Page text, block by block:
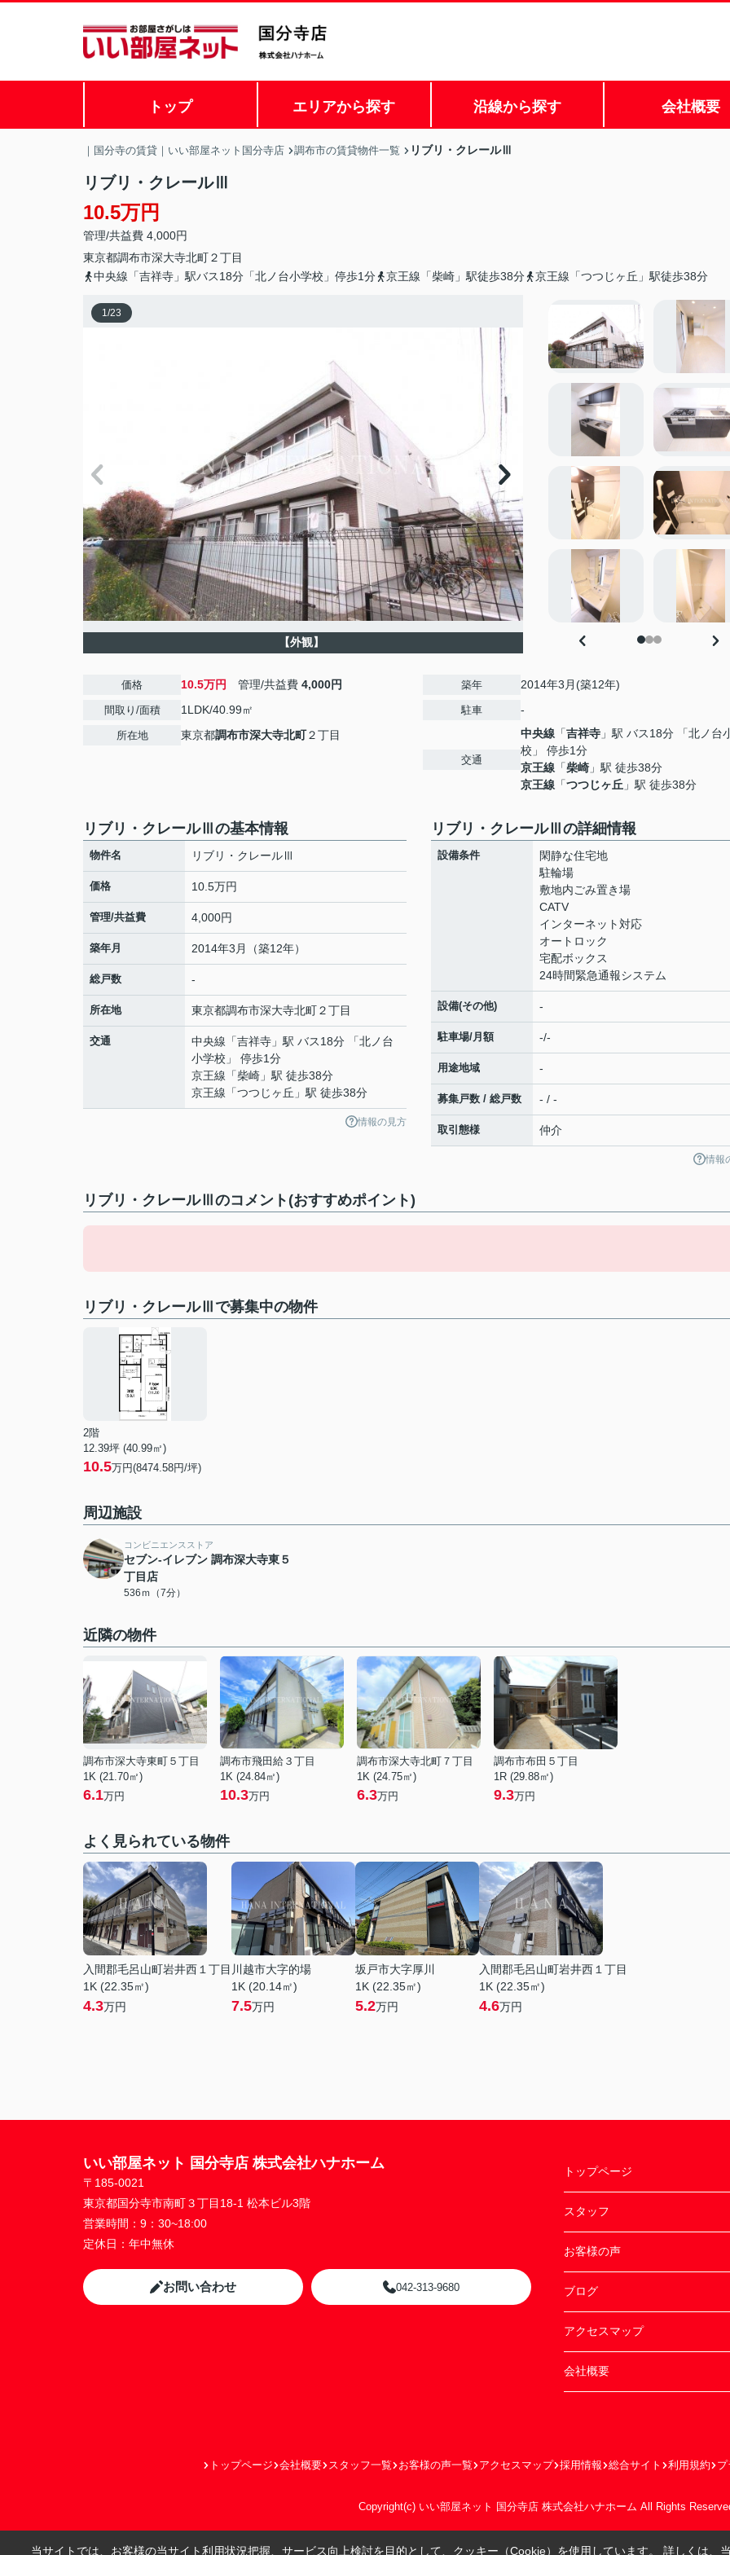
トップ エリアから探す 沿線から探す 会社概要
｜国分寺の賃貸｜いい部屋ネット国分寺店 調布市の賃貸物件一覧 リブリ・クレールⅢ
リブリ・クレールⅢ
10.5万円
管理/共益費 4,000円
東京都調布市深大寺北町２丁目
中央線「吉祥寺」駅バス18分「北ノ台小学校」停歩1分
京王線「柴崎」駅徒歩38分 京王線「つつじヶ丘」駅徒歩38分
1/23
【外観】
価格 10.5万円 管理/共益費 4,000円
間取り/面積 1LDK/40.99㎡
所在地 東京都調布市深大寺北町２丁目
築年 2014年3月(築12年)
駐車 -
交通
中央線 「吉祥寺 」駅 バス18分 「北ノ台
校」 停歩1分
京王線 「柴崎 」駅 徒歩38分
京王線 「つつじヶ丘 」駅 徒歩38分
リブリ・クレールⅢの基本情報
物件名 リブリ・クレールⅢ
価格 10.5万円
管理/共益費 4,000円
築年月 2014年3月（築12年）
総戸数 -
所在地 東京都調布市深大寺北町２丁目
交通 中央線 「吉祥寺 」駅 バス18分 「北ノ台
小学校」 停歩1分
京王線 「柴崎 」駅 徒歩38分
京王線 「つつじヶ丘 」駅 徒歩38分
情報の見方
リブリ・クレールⅢの詳細情報
設備条件
閑静な住宅地
駐輪場
敷地内ごみ置き場
CATV
インターネット対応
オートロック
宅配ボックス
24時間緊急通報システム
設備(その他) -
駐車場/月額 -/-
用途地域 -
募集戸数 / 総戸数 - / -
取引態様 仲介
情報
リブリ・クレールⅢのコメント(おすすめポイント)
リブリ・クレールⅢで募集中の物件
2階
12.39坪 (40.99㎡)
10.5万円(8474.58円/坪)
周辺施設
コンビニエンスストア
セブン-イレブン 調布深大寺東５
丁目店
536ｍ（7分）
近隣の物件
調布市深大寺東町５丁目
1K (21.70㎡)
6.1万円
調布市飛田給３丁目
1K (24.84㎡)
10.3万円
調布市深大寺北町７丁目
1K (24.75㎡)
6.3万円
調布市布田５丁目
1R (29.88㎡)
9.3万円
よく見られている物件
入間郡毛呂山町岩井西１丁目
1K (22.35㎡)
4.3万円
川越市大字的場
1K (20.14㎡)
7.5万円
坂戸市大字厚川
1K (22.35㎡)
5.2万円
入間郡毛呂山町岩井西１丁目
1K (22.35㎡)
4.6万円
いい部屋ネット 国分寺店 株式会社ハナホーム
〒185-0021
東京都国分寺市南町３丁目18-1 松本ビル3階
営業時間： 9：30~18:00
定休日： 年中無休
お問い合わせ 042-313-9680
トップページ
スタッフ
お客様の声
ブログ
アクセスマップ
会社概要
トップページ 会社概要 スタッフ一覧 お客様の声一覧 アクセスマップ 採用情報 総合サイト 利用規約
Copyright(c) いい部屋ネット 国分寺店 株式会社ハナホーム All Rights
当サイトでは、お客様の当サイト利用状況把握、サービス向上検討を目的として、クッキー（Cookie）を使用しています。 詳しくは、